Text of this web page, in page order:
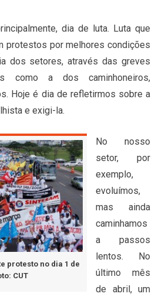
dia de luta. Luta que
protestos por melhores condições
dos setores, através das greves
como a dos caminhoneiros,
Hoje é dia de refletirmos sobre a
e exigi-la.
protesto no dia 1 de
CUT
No nosso
setor, por
exemplo,
evoluímos,
mas ainda
caminhamos
a passos
lentos. No
último mês
de abril, um